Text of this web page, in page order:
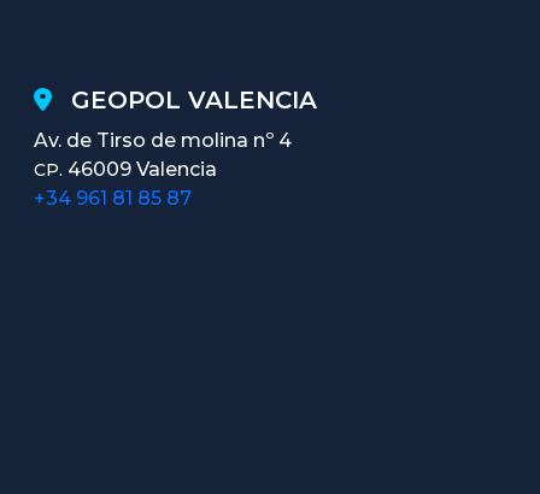
GEOPOL VALENCIA
Av. de Tirso de molina nº 4
CP. 46009 Valencia
+34 961 81 85 87